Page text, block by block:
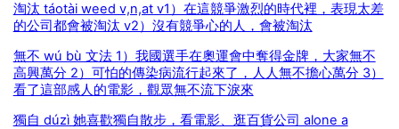
淘汰 táotài weed v,n,at v1）在這競爭激烈的時代裡，表現太差
的公司都會被淘汰 v2）沒有競爭心的人，會被淘汰
無不 wú bù 文法 1）我國選手在奧運會中奪得金牌，大家無不
高興萬分 2）可怕的傳染病流行起來了，人人無不擔心萬分 3）
看了這部感人的電影，觀眾無不流下淚來
獨自 dúzì 她喜歡獨自散步，看電影、逛百貨公司 alone a